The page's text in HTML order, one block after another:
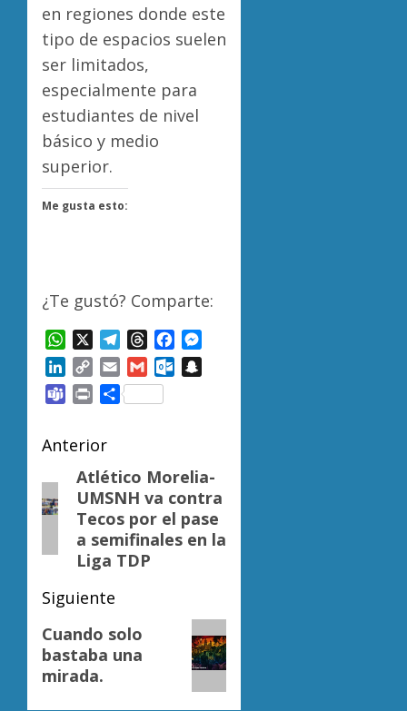
en regiones donde este
tipo de espacios suelen
ser limitados,
especialmente para
estudiantes de nivel
básico y medio
superior.
Me gusta esto:
¿Te gustó? Comparte:
WhatsAppTelegram
ThreadsFacebook
LinkedIn
Copy
Link
Email GmailOutlook.com
TeamsPrintCompartir
Navegación
de
entradas
Anterior
Entrada
anterior:
Atlético Morelia-
UMSNH va contra
Tecos por el pase
a semifinales en la
Liga TDP
Siguiente
Siguiente
entrada:
Cuando solo
bastaba una
mirada.